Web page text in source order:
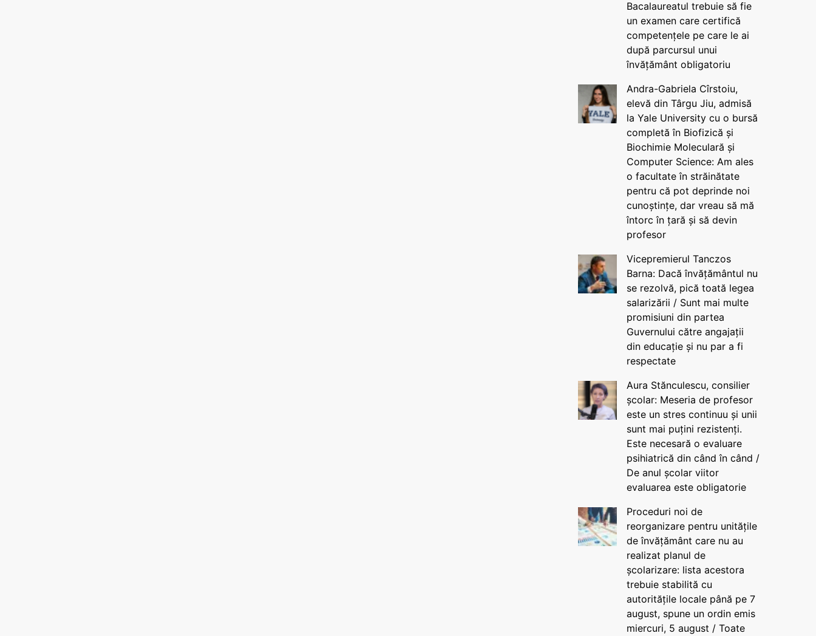
Bacalaureatul trebuie să fie
un examen care certifică
competențele pe care le ai
după parcursul unui
învățământ obligatoriu
Andra-Gabriela Cîrstoiu,
elevă din Târgu Jiu, admisă
la Yale University cu o bursă
completă în Biofizică și
Biochimie Moleculară și
Computer Science: Am ales
o facultate în străinătate
pentru că pot deprinde noi
cunoștințe, dar vreau să mă
întorc în țară și să devin
profesor
Vicepremierul Tanczos
Barna: Dacă învățământul nu
se rezolvă, pică toată legea
salarizării / Sunt mai multe
promisiuni din partea
Guvernului către angajații
din educație și nu par a fi
respectate
Aura Stănculescu, consilier
școlar: Meseria de profesor
este un stres continuu și unii
sunt mai puțini rezistenți.
Este necesară o evaluare
psihiatrică din când în când /
De anul școlar viitor
evaluarea este obligatorie
Proceduri noi de
reorganizare pentru unitățile
de învățământ care nu au
realizat planul de
școlarizare: lista acestora
trebuie stabilită cu
autoritățile locale până pe 7
august, spune un ordin emis
miercuri, 5 august / Toate